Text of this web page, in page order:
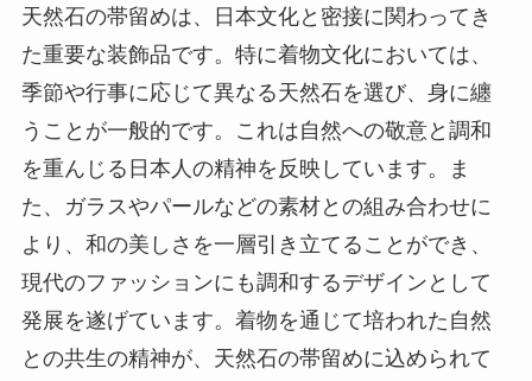
天然石の帯留めは、日本文化と密接に関わってき
た重要な装飾品です。特に着物文化においては、
季節や行事に応じて異なる天然石を選び、身に纏
うことが一般的です。これは自然への敬意と調和
を重んじる日本人の精神を反映しています。ま
た、ガラスやパールなどの素材との組み合わせに
より、和の美しさを一層引き立てることができ、
現代のファッションにも調和するデザインとして
発展を遂げています。着物を通じて培われた自然
との共生の精神が、天然石の帯留めに込められて